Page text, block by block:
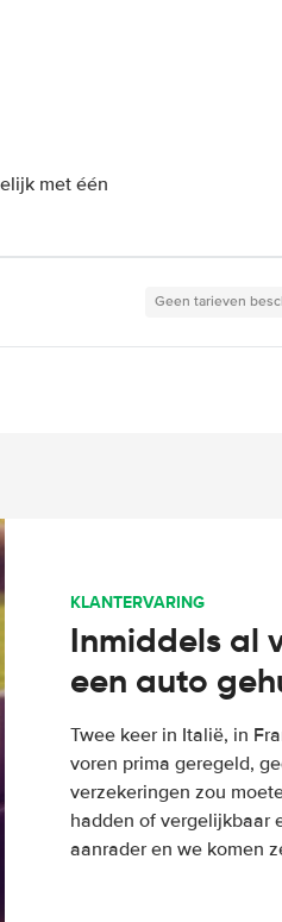
met één
Geen tarieven
KLANTERVARING
Inmiddels al
een auto
Twee keer in Italië, in
voren prima geregeld,
verzekeringen zou
hadden of vergelijkbaar
aanrader en we komen